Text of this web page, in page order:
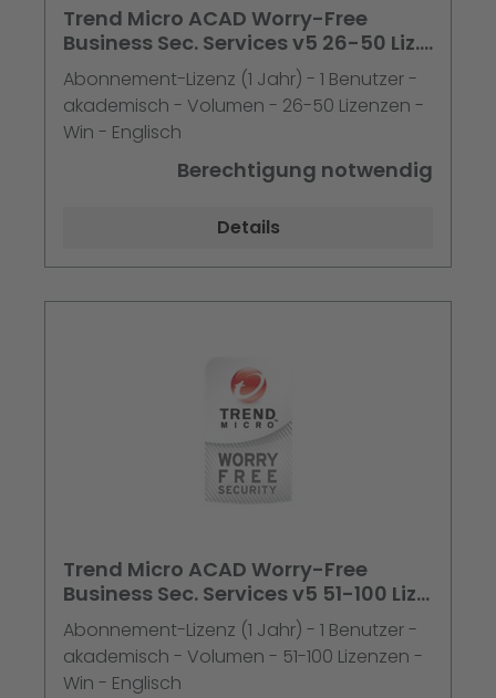
Trend Micro ACAD Worry-Free
Business Sec. Services v5 26-50 Liz. 1
Jahreslizenz Preis pro Li
Abonnement-Lizenz (1 Jahr) - 1 Benutzer -
akademisch - Volumen - 26-50 Lizenzen -
Win - Englisch
Berechtigung notwendig
Details
Trend Micro ACAD Worry-Free
Business Sec. Services v5 51-100 Liz. 1
Jahreslizenz Preis pro L
Abonnement-Lizenz (1 Jahr) - 1 Benutzer -
akademisch - Volumen - 51-100 Lizenzen -
Win - Englisch